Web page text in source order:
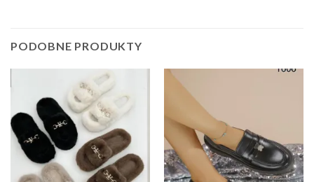
PODOBNE PRODUKTY